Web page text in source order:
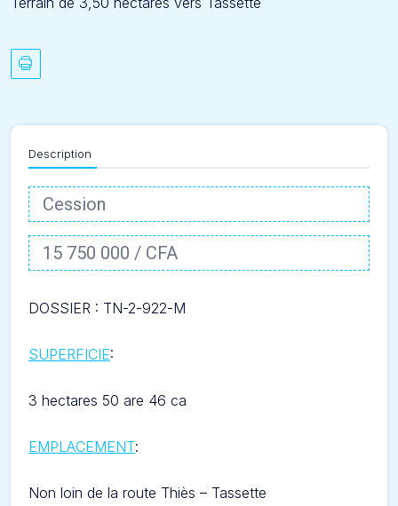
Description
Cession
15 750 000 / CFA
DOSSIER : TN-2-922-M
SUPERFICIE:
3 hectares 50 are 46 ca
EMPLACEMENT:
Non loin de la route Thiès – Tassette